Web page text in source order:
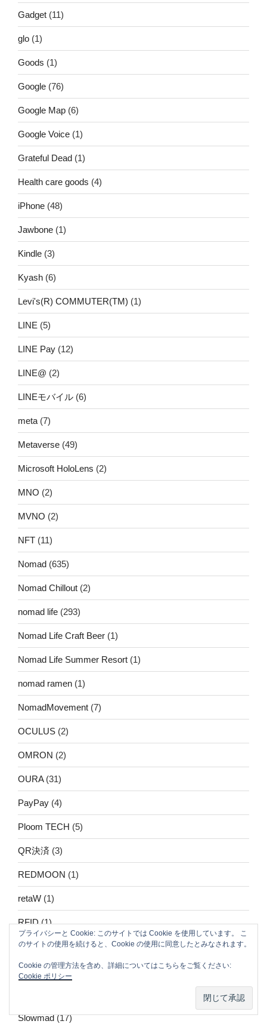
Gadget (11)
glo (1)
Goods (1)
Google (76)
Google Map (6)
Google Voice (1)
Grateful Dead (1)
Health care goods (4)
iPhone (48)
Jawbone (1)
Kindle (3)
Kyash (6)
Levi's(R) COMMUTER(TM) (1)
LINE (5)
LINE Pay (12)
LINE@ (2)
LINEモバイル (6)
meta (7)
Metaverse (49)
Microsoft HoloLens (2)
MNO (2)
MVNO (2)
NFT (11)
Nomad (635)
Nomad Chillout (2)
nomad life (293)
Nomad Life Craft Beer (1)
Nomad Life Summer Resort (1)
nomad ramen (1)
NomadMovement (7)
OCULUS (2)
OMRON (2)
OURA(31)
PayPay (4)
Ploom TECH (5)
QR決済 (3)
REDMOON (1)
retaW (1)
RFID(1)
Shoes(1)
skimming(1)
Slowmad(17)
プライバシーと Cookie: このサイトでは Cookie を使用しています。 こ
のサイトの使用を続けると、Cookie の使用に同意したとみなされます。
Cookie の管理方法を含め、詳細についてはこちらをご覧ください:
Cookie ポリシー